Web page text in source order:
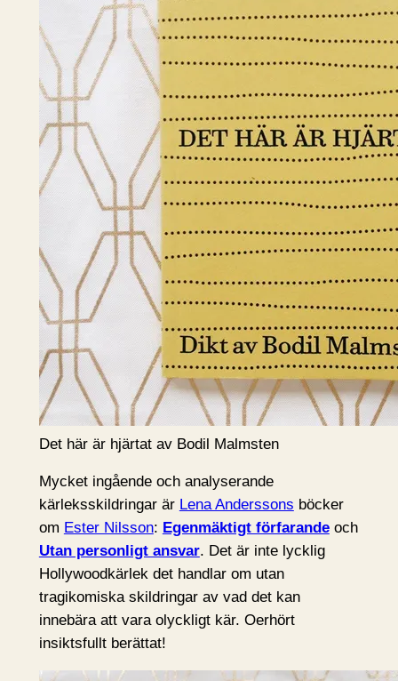
Det här är hjärtat av Bodil Malmsten
Mycket ingående och analyserande
kärleksskildringar är Lena Anderssons böcker
om Ester Nilsson: Egenmäktigt förfarandeoch
Utan personligt ansvar. Det är inte lycklig
Hollywoodkärlek det handlar om utan
tragikomiska skildringar av vad det kan
innebära att vara olyckligt kär. Oerhört
insiktsfullt berättat!